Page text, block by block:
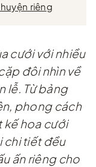
riêng
cưới với nhiều
đôi nhìn về
lễ. Từ bảng
phong cách
kế hoa cưới
chi tiết đều
ấn riêng cho